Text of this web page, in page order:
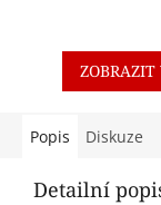
ZOBRAZIT
Popis Diskuze
Detailní